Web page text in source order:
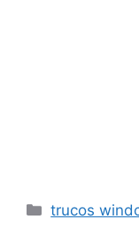
Categorías
trucos